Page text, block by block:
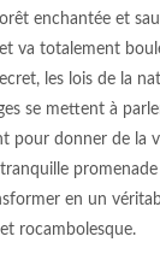
enchantée et
va totalement
les lois de la
se mettent à
pour donner de la
en un
rocambolesque.